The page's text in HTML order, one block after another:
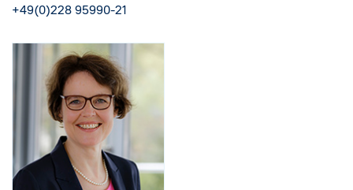
+49(0)228 95990-21‬